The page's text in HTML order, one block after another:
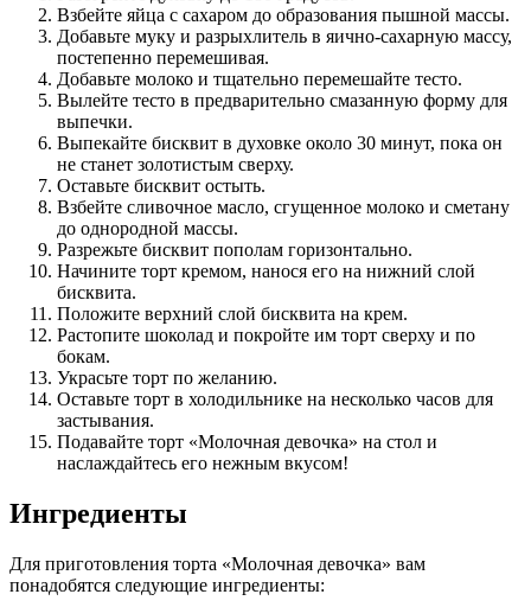
Взбейте яйца с сахаром до образования пышной массы.
Добавьте муку и разрыхлитель в яично-сахарную массу,
постепенно перемешивая.
Добавьте молоко и тщательно перемешайте тесто.
Вылейте тесто в предварительно смазанную форму для
выпечки.
Выпекайте бисквит в духовке около 30 минут, пока он
не станет золотистым сверху.
Оставьте бисквит остыть.
Взбейте сливочное масло, сгущенное молоко и сметану
до однородной массы.
Разрежьте бисквит пополам горизонтально.
Начините торт кремом, нанося его на нижний слой
бисквита.
Положите верхний слой бисквита на крем.
Растопите шоколад и покройте им торт сверху и по
бокам.
Украсьте торт по желанию.
Оставьте торт в холодильнике на несколько часов для
застывания.
Подавайте торт «Молочная девочка» на стол и
наслаждайтесь его нежным вкусом!
Ингредиенты
Для приготовления торта «Молочная девочка» вам
понадобятся следующие ингредиенты: